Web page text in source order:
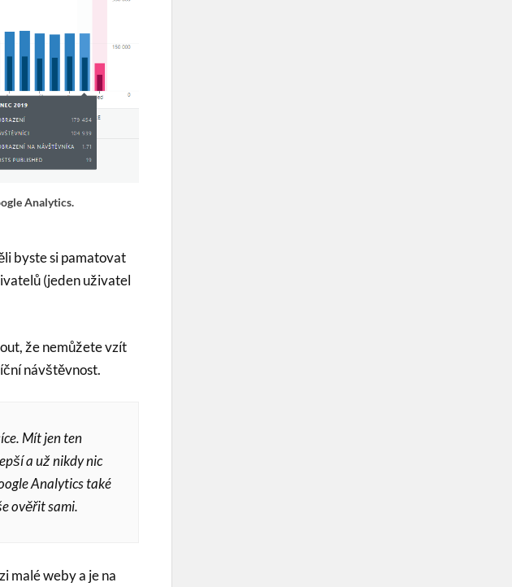
Analytics.
byste si pamatovat
(jeden uživatel
že nemůžete vzít
návštěvnost.
Mít jen ten
a už nikdy nic
Analytics také
ověřit sami.
malé weby a je na